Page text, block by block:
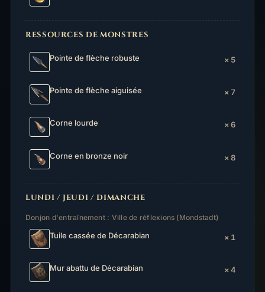
RESSOURCES DE MONSTRES
Pointe de flèche robuste × 5
Pointe de flèche aiguisée × 7
Corne lourde × 6
Corne en bronze noir × 8
LUNDI / JEUDI / DIMANCHE
Donjon d'entraînement : Ville de réflexions (Mondstadt)
Tuile cassée de Décarabian × 1
Mur abattu de Décarabian × 4